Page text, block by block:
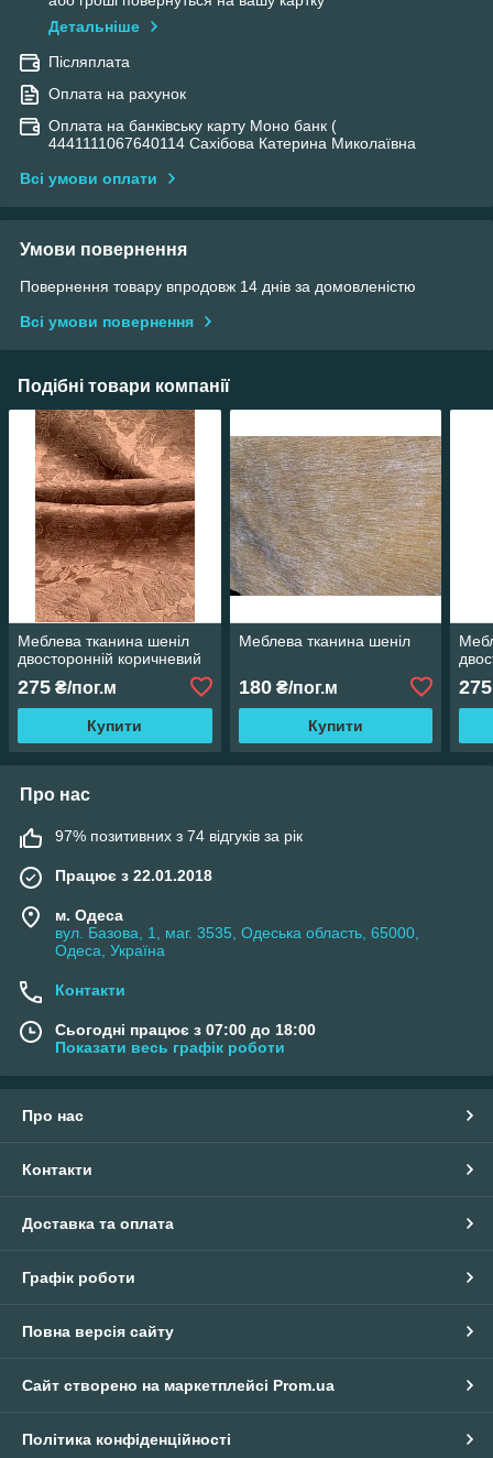
Детальніше
Післяплата
Оплата на рахунок
Оплата на банківську карту Моно банк (
4441111067640114 Сахібова Катерина Миколаївна
Всі умови оплати
Умови повернення
Повернення товару впродовж 14 днів за домовленістю
Всі умови повернення
Подібні товари компанії
Меблева тканина шеніл
двосторонній коричневий
275 ₴/пог.м
Купити
Меблева тканина шеніл
180₴/пог.м
Купити
275
Про нас
97% позитивних з 74 відгуків за рік
Працює з 22.01.2018
м. Одеса
вул. Базова, 1, маг. 3535, Одеська область, 65000,
Одеса, Україна
Контакти
Сьогодні працює з 07:00 до 18:00
Показати весь графік роботи
Про нас
Контакти
Доставка та оплата
Графік роботи
Повна версія сайту
Сайт створено на маркетплейсі Prom.ua
Політика конфіденційності